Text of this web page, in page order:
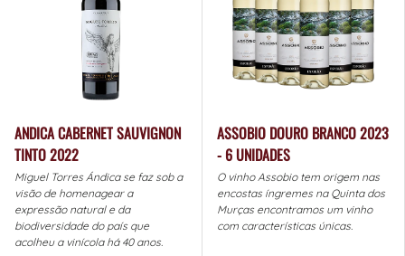
ANDICA CABERNET SAUVIGNON
TINTO 2022
Miguel Torres Ándica se faz sob a
visão de homenagear a
expressão natural e da
biodiversidade do país que
acolheu a vinícola há 40 anos.
ASSOBIO DOURO BRANCO 2023
- 6 UNIDADES
O vinho Assobio tem origem nas
encostas íngremes na Quinta dos
Murças encontramos um vinho
com características únicas.